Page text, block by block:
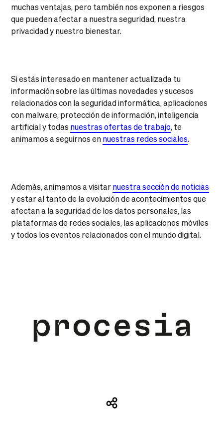
muchas ventajas, pero también nos exponen a riesgos
que pueden afectar a nuestra seguridad, nuestra
privacidad y nuestro bienestar.
Si estás interesado en mantener actualizada tu
información sobre las últimas novedades y sucesos
relacionados con la seguridad informática, aplicaciones
con malware, protección de información, inteligencia
artificial y todas nuestras ofertas de trabajo, te
animamos a seguirnos ennuestras redes sociales.
Además, animamos a visitarnuestra sección de noticias
y estar al tanto de la evolución de acontecimientos que
afectan a la seguridad de los datos personales, las
plataformas de redes sociales, las aplicaciones móviles
y todos los eventos relacionados con el mundo digital.